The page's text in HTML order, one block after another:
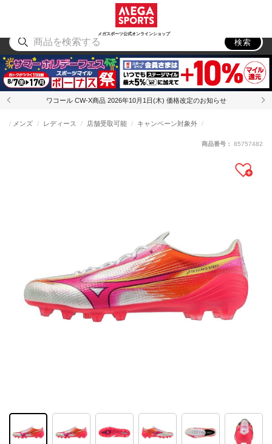
メガスポーツ公式オンラインショップ
アウトドア
検索
ワコール CW-X商品 2026年10月1日(木) 価格改定のお知らせ
メンズ レディース 店舗受取可能 キャンペーン対象外
商品番号： 85757482